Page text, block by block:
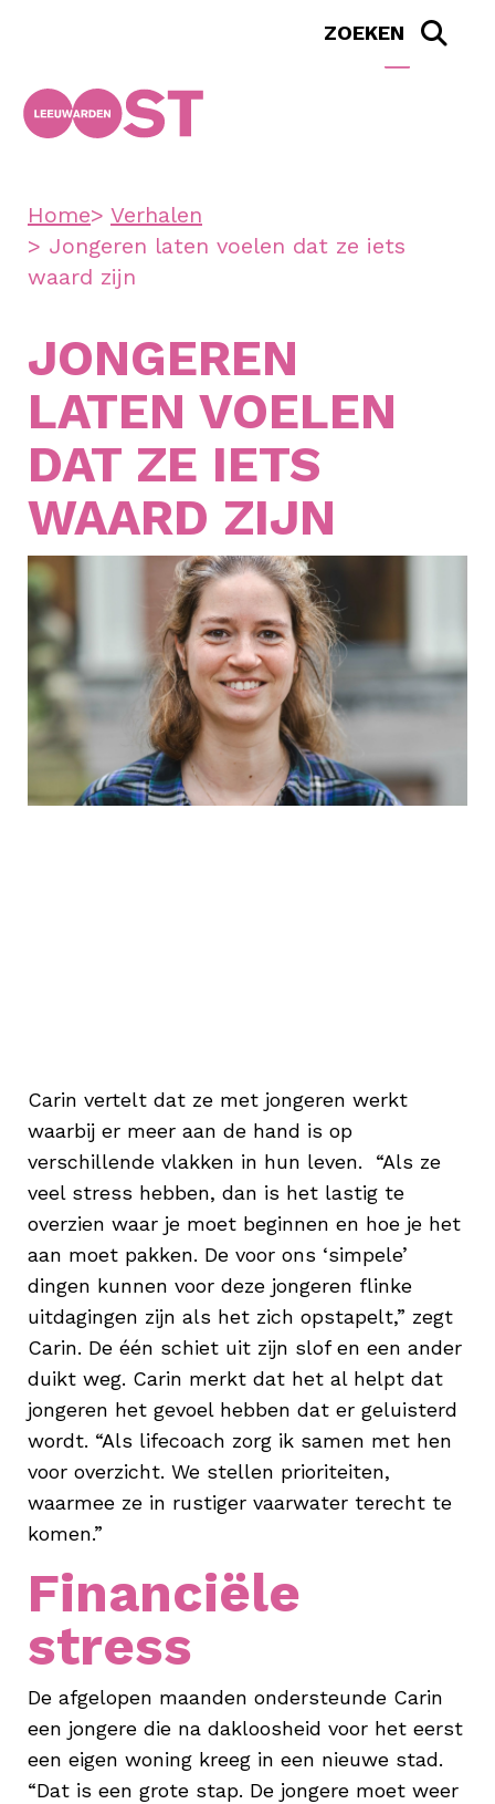
Home
Verhalen
Jongeren laten voelen dat ze iets
waard zijn
JONGEREN
LATEN VOELEN
DAT ZE IETS
WAARD ZIJN
Carin vertelt dat ze met jongeren werkt
waarbij er meer aan de hand is op
verschillende vlakken in hun leven. “Als ze
veel stress hebben, dan is het lastig te
overzien waar je moet beginnen en hoe je het
aan moet pakken. De voor ons ‘simpele’
dingen kunnen voor deze jongeren flinke
uitdagingen zijn als het zich opstapelt,” zegt
Carin. De één schiet uit zijn slof en een ander
duikt weg. Carin merkt dat het al helpt dat
jongeren het gevoel hebben dat er geluisterd
wordt. “Als lifecoach zorg ik samen met hen
voor overzicht. We stellen prioriteiten,
waarmee ze in rustiger vaarwater terecht te
komen.”
Financiële
stress
De afgelopen maanden ondersteunde Carin
een jongere die na dakloosheid voor het eerst
een eigen woning kreeg in een nieuwe stad.
“Dat is een grote stap. De jongere moet weer